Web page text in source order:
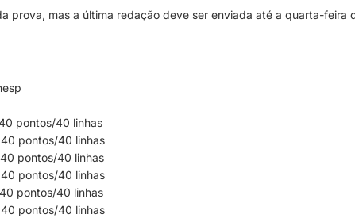
prova, mas a última redação deve ser enviada até a quarta-
pontos/40 linhas
pontos/40 linhas
pontos/40 linhas
pontos/40 linhas
pontos/40 linhas
pontos/40 linhas